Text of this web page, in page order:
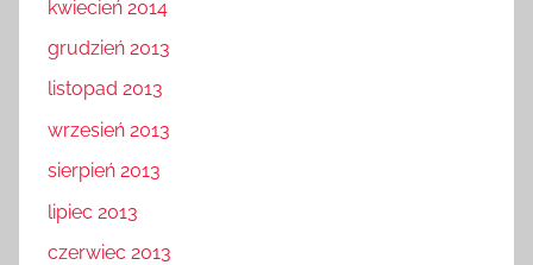
kwiecień 2014
grudzień 2013
listopad 2013
wrzesień 2013
sierpień 2013
lipiec 2013
czerwiec 2013